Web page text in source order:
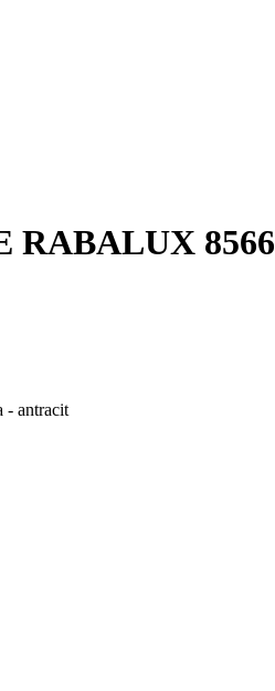
RABALUX 8566
antracit